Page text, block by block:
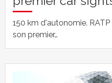
150 km d'autonomie.
son premier…